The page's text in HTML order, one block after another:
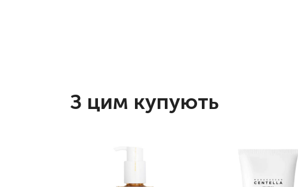
З цим купують